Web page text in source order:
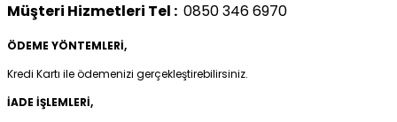
Müşteri Hizmetleri Tel : 0850 346 6970
ÖDEME YÖNTEMLERİ,
Kredi Kartı ile ödemenizi gerçekleştirebilirsiniz.
İADE İŞLEMLERİ,